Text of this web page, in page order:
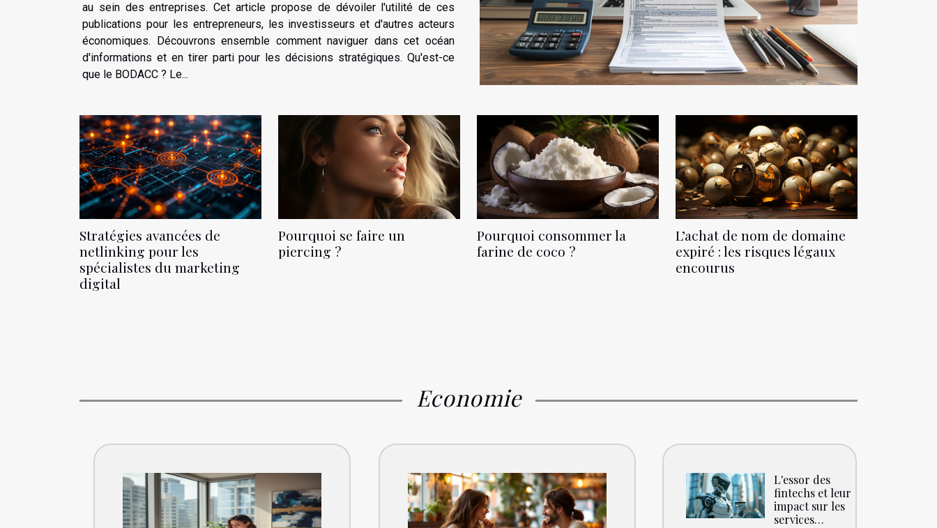
au sein des entreprises. Cet article propose de dévoiler l'utilité de ces
publications pour les entrepreneurs, les investisseurs et d'autres acteurs
économiques. Découvrons ensemble comment naviguer dans cet océan
d'informations et en tirer parti pour les décisions stratégiques. Qu'est-ce
que le BODACC ? Le...
Stratégies avancées de
netlinking pour les
spécialistes du marketing
digital
Pourquoi se faire un
piercing ?
Pourquoi consommer la
farine de coco ?
L’achat de nom de domaine
expiré : les risques légaux
encourus
Economie
L'essor des
fintechs et leur
impact sur les
services